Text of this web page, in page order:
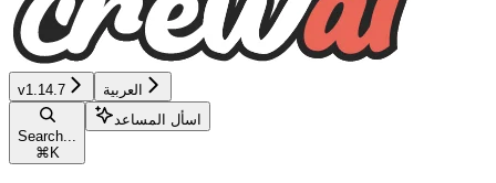
v1.14.7 العربية
Search...
⌘ K
اسأل المساعد